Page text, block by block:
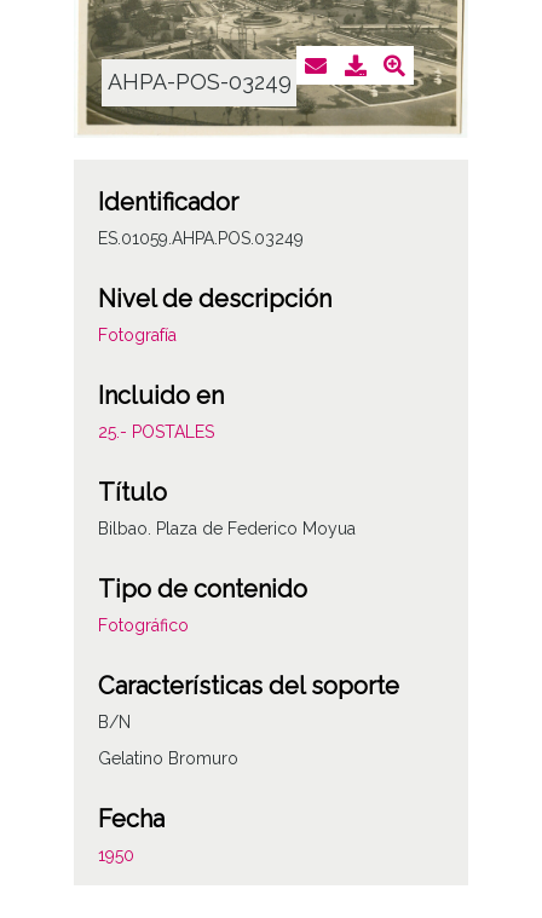
AHPA-POS-03249
Identificador
ES.01059.AHPA.POS.03249
Nivel de descripción
Fotografía
Incluido en
25.- POSTALES
Título
Bilbao. Plaza de Federico Moyua
Tipo de contenido
Fotográfico
Características del soporte
B/N
Gelatino Bromuro
Fecha
1950